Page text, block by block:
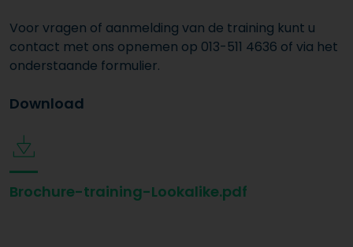
Voor vragen of aanmelding van de training kunt u
contact met ons opnemen op 013-511 4636 of via het
onderstaande formulier.
Download
Brochure-training-Lookalike.pdf